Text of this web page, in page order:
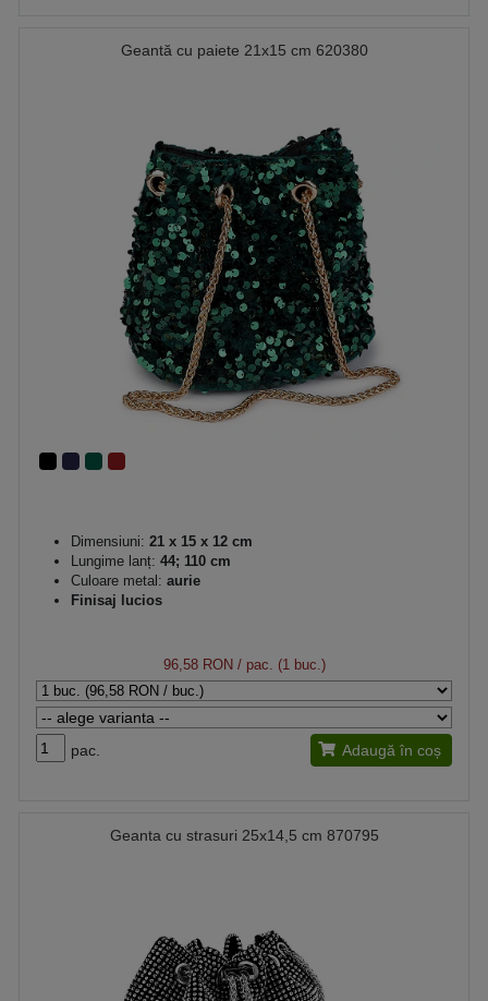
Geantă cu paiete 21x15 cm 620380
Dimensiuni: 21 x 15 x 12 cm
Lungime lanț: 44; 110 cm
Culoare metal: aurie
Finisaj lucios
96,58 RON / pac. (1 buc.)
pac. Adaugă în coș
Geanta cu strasuri 25x14,5 cm 870795